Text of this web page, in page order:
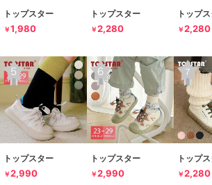
トップスター
￥1,980
トップスター
￥2,280
トップ
￥2,280
トップスター
￥2,990
トップスター
￥2,990
トップ
￥2,280